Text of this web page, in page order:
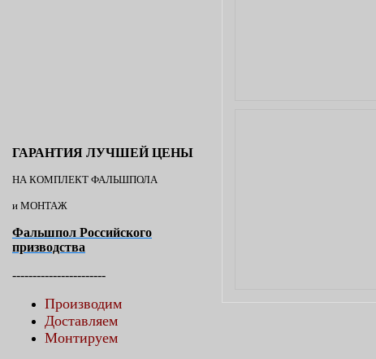
ГАРАНТИЯ ЛУЧШЕЙ ЦЕНЫ
НА КОМПЛЕКТ ФАЛЬШПОЛА
и МОНТАЖ
Фальшпол Российского
призводства
-----------------------
Производим
Доставляем
Монтируем